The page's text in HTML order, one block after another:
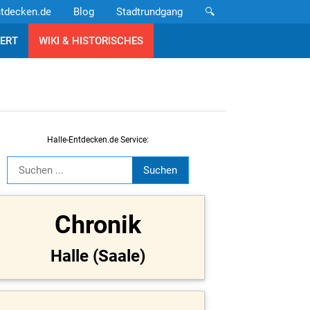
🔍
Stadtrundgang
Blog
WIKI & HISTORISCHES
Halle-Entdecken.de Service:
Chronik
Halle (Saale)